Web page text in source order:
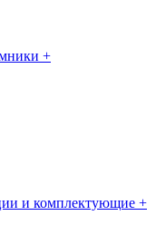
+
и комплектующие +